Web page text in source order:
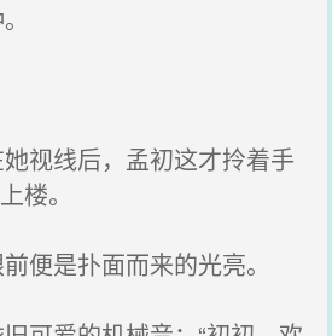
视线后，孟初这才拎着手
楼。
便是扑面而来的光亮。